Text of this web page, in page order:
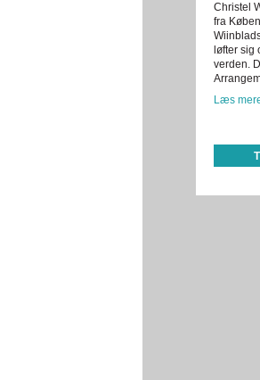
Christel
fra
løfter sig
verden.
Læs